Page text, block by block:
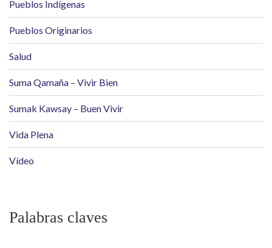
Pueblos Indígenas
Pueblos Originarios
Salud
Suma Qamaña – Vivir Bien
Sumak Kawsay – Buen Vivir
Vida Plena
Vídeo
Palabras claves